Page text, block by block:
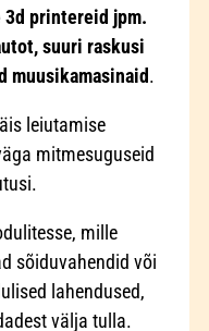
3d printereid jpm.
suuri raskusi
muusikamasinaid.
leiutamise
mitmesuguseid
mille
sõiduvahendid või
lahendused,
välja tulla.